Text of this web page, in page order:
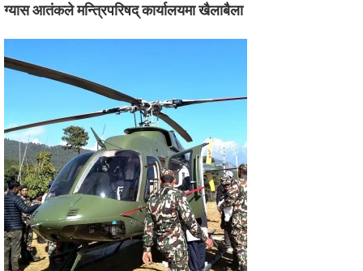
ग्यास आतंकले मन्त्रिपरिषद् कार्यालयमा खैलाबैला